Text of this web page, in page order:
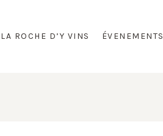
LA ROCHE D’Y VINS ÉVENEMENTS